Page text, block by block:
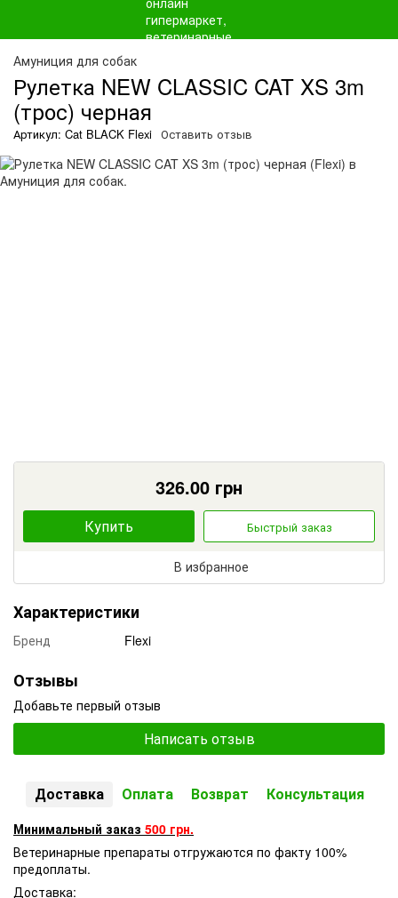
Амуниция для собак
Рулетка NEW CLASSIC CAT XS 3m
(трос) черная
Артикул: Cat BLACK Flexi Оставить отзыв
326.00 грн
Купить Быстрый заказ
В избранное
Характеристики
Бренд Flexi
Отзывы
Добавьте первый отзыв
Написать отзыв
Доставка Оплата Возврат Консультация
Минимальный заказ 500 грн.
Ветеринарные препараты отгружаются по факту 100%
предоплаты.
Доставка: